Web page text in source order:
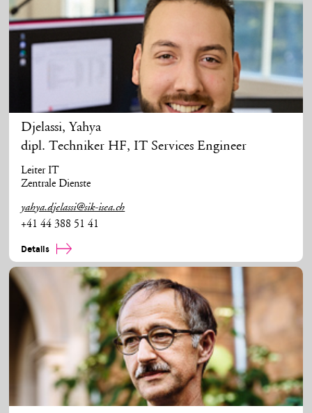
Djelassi,Yahya
dipl. Techniker HF, IT Services Engineer
Leiter IT
Zentrale Dienste
yahya.djelassi@sik-isea.ch
+41 44 388 51 41
Details